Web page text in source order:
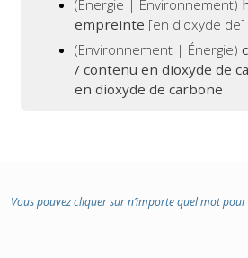
(Énergie | Environnement)
empreinte [en dioxyde de]
(Environnement | Énergie)
/ contenu en dioxyde de
en dioxyde de carbone
Vous pouvez cliquer sur n’importe quel mot